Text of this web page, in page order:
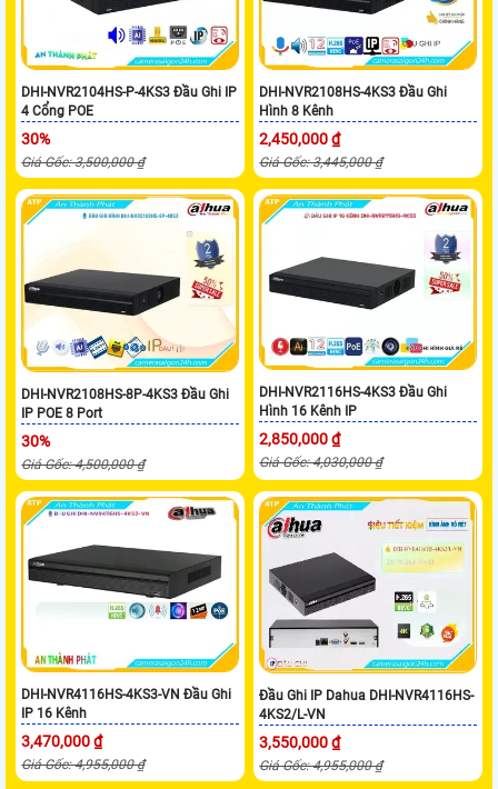
DHI-NVR2104HS-P-4KS3 Đầu Ghi IP
4 Cổng POE
30%
Giá Gốc: 3,500,000 ₫
DHI-NVR2108HS-4KS3 Đầu Ghi
Hình 8 Kênh
2,450,000 ₫
Giá Gốc: 3,445,000 ₫
DHI-NVR2108HS-8P-4KS3 Đầu Ghi
IP POE 8 Port
30%
Giá Gốc: 4,500,000 ₫
DHI-NVR2116HS-4KS3 Đầu Ghi
Hình 16 Kênh IP
2,850,000 ₫
Giá Gốc: 4,030,000 ₫
DHI-NVR4116HS-4KS3-VN Đầu Ghi
IP 16 Kênh
3,470,000 ₫
Giá Gốc: 4,955,000 ₫
Đầu Ghi IP Dahua DHI-NVR4116HS-
4KS2/L-VN
3,550,000 ₫
Giá Gốc: 4,955,000 ₫